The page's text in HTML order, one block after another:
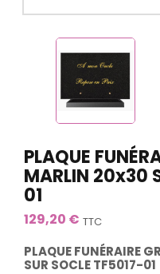
PLAQUE
MARLIN 20x30
01
129,20 € TTC
PLAQUE FUNÉRAIRE
SUR SOCLE TF5017-01